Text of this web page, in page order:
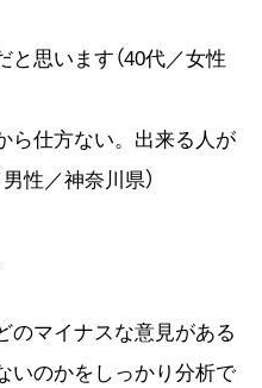
思います（40代／女性
ら仕方ない。出来る人が
性／神奈川県）
のマイナスな意見がある
いのかをしっかり分析で